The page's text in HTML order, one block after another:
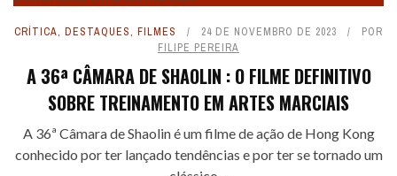
CRÍTICA, DESTAQUES, FILMES 24 DE NOVEMBRO DE 2023
POR
FILIPE PEREIRA
A 36ª CÂMARA DE SHAOLIN : O FILME DEFINITIVO
SOBRE TREINAMENTO EM ARTES MARCIAIS
A 36ª Câmara de Shaolin é um filme de ação de Hong Kong
conhecido por ter lançado tendências e por ter se tornado um